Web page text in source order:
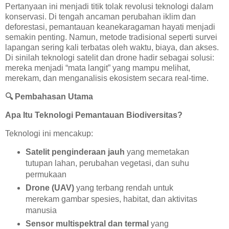
Pertanyaan ini menjadi titik tolak revolusi teknologi dalam
konservasi. Di tengah ancaman perubahan iklim dan
deforestasi, pemantauan keanekaragaman hayati menjadi
semakin penting. Namun, metode tradisional seperti survei
lapangan sering kali terbatas oleh waktu, biaya, dan akses.
Di sinilah teknologi satelit dan drone hadir sebagai solusi:
mereka menjadi “mata langit” yang mampu melihat,
merekam, dan menganalisis ekosistem secara real-time.
🔍Pembahasan Utama
Apa Itu Teknologi Pemantauan Biodiversitas?
Teknologi ini mencakup:
Satelit penginderaan jauh yang memetakan
tutupan lahan, perubahan vegetasi, dan suhu
permukaan
Drone (UAV)yang terbang rendah untuk
merekam gambar spesies, habitat, dan aktivitas
manusia
Sensor multispektral dan termal yang